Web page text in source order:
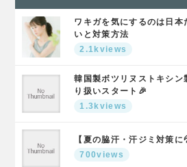
ワキガを気にするのは日
いと対策方法
2.1kviews
韓国製ボツリヌストキシン
り扱いスタート🎉
1.3kviews
【夏の脇汗・汗ジミ対策
700views